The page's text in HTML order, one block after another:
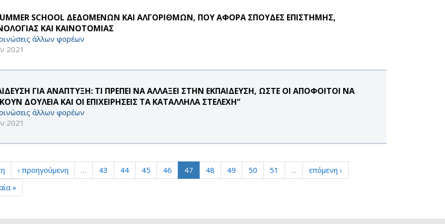
SCHOOL ΔΕΔΟΜΕΝΩΝ ΚΑΙ ΑΛΓΟΡΙΘΜΩΝ, ΠΟΥ ΑΦΟΡΑ ΣΠΟΥΔΕΣ ΕΠΙΣΤΗΜΗΣ,
ΚΑΙ ΚΑΙΝΟΤΟΜΙΑΣ
άλλων φορέων
2021
ΓΙΑ ΑΝΑΠΤΥΞΗ: ΤΙ ΠΡΕΠΕΙ ΝΑ ΑΛΛΑΞΕΙ ΣΤΗΝ ΕΚΠΑΙΔΕΥΣΗ, ΩΣΤΕ ΟΙ ΑΠΟΦΟΙΤΟΙ ΝΑ
ΔΟΥΛΕΙΑ ΚΑΙ ΟΙ ΕΠΙΧΕΙΡΗΣΕΙΣ ΤΑ ΚΑΤΑΛΛΗΛΑ ΣΤΕΛΕΧΗ”
άλλων φορέων
2021
‹ προηγούμενη … 43 44 45 46 47 48 49 50 51 …
επόμενη ›
»